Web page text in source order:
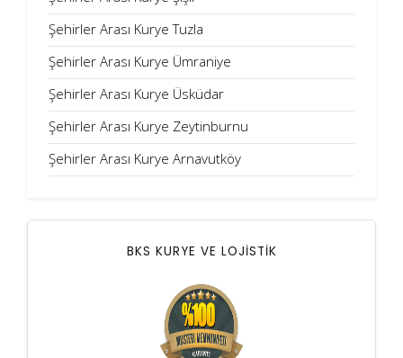
Şehirler Arası Kurye Tuzla
Şehirler Arası Kurye Ümraniye
Şehirler Arası Kurye Üsküdar
Şehirler Arası Kurye Zeytinburnu
Şehirler Arası Kurye Arnavutköy
BKS KURYE VE LOJİSTİK